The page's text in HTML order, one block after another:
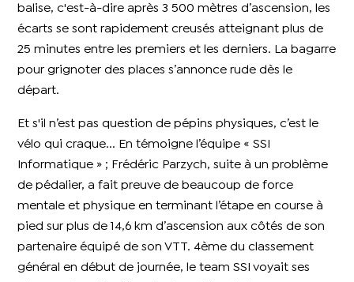
balise, c'est-à-dire après 3 500 mètres d’ascension, les
écarts se sont rapidement creusés atteignant plus de
25 minutes entre les premiers et les derniers. La bagarre
pour grignoter des places s’annonce rude dès le
départ.
Et s'il n’est pas question de pépins physiques, c’est le
vélo qui craque... En témoigne l’équipe « SSI
Informatique » ; Frédéric Parzych, suite à un problème
de pédalier, a fait preuve de beaucoup de force
mentale et physique en terminant l’étape en course à
pied sur plus de 14,6 km d’ascension aux côtés de son
partenaire équipé de son VTT. 4ème du classement
général en début de journée, le team SSI voyait ses